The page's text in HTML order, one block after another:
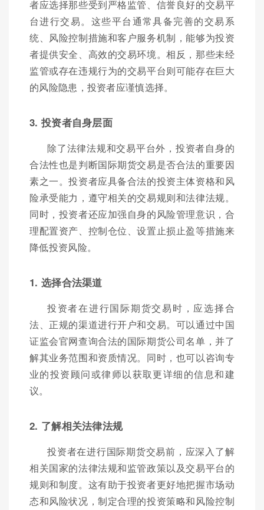
者应选择那些受到严格监管、信誉良好的交易平
台进行交易。这些平台通常具备完善的交易系
统、风险控制措施和客户服务机制，能够为投资
者提供安全、高效的交易环境。相反，那些未经
监管或存在违规行为的交易平台则可能存在巨大
的风险隐患，投资者应谨慎选择。
3. 投资者自身层面
除了法律法规和交易平台外，投资者自身的
合法性也是判断国际期货交易是否合法的重要因
素之一。投资者应具备合法的投资主体资格和风
险承受能力，遵守相关的交易规则和法律法规。
同时，投资者还应加强自身的风险管理意识，合
理配置资产、控制仓位、设置止损止盈等措施来
降低投资风险。
1. 选择合法渠道
投资者在进行国际期货交易时，应选择合
法、正规的渠道进行开户和交易。可以通过中国
证监会官网查询合法的国际期货公司名单，并了
解其业务范围和资质情况。同时，也可以咨询专
业的投资顾问或律师以获取更详细的信息和建
议。
2. 了解相关法律法规
投资者在进行国际期货交易前，应深入了解
相关国家的法律法规和监管政策以及交易平台的
规则和制度。这有助于投资者更好地把握市场动
态和风险状况，制定合理的投资策略和风险控制